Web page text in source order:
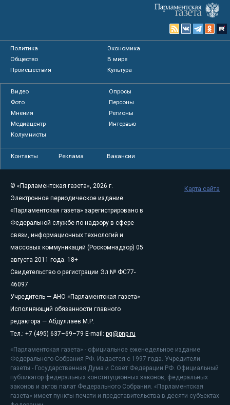
Политика
Экономика
Общество
В мире
Происшествия
Культура
Видео
Опросы
Фото
Персоны
Мнения
Регионы
Медиацентр
Интервью
Колумнисты
Контакты Реклама Вакансии
© «Парламентская газета», 2026 г.
Электронное периодическое издание
«Парламентская газета» зарегистрировано в
Федеральной службе по надзору в сфере
связи, информационных технологий и
массовых коммуникаций (Роскомнадзор) 05
августа 2011 года. 18+
Свидетельство о регистрации Эл № ФС77-
46097
Учредитель — АНО «Парламентская газета»
Исполняющий обязанности главного
редактора — Абдуллаев М.Р.
Тел.: +7 (495) 637–69–79 E-mail: pg@pnp.ru
«Парламентская газета» - официальное еженедельное издание
Федерального Собрания РФ. Издается с 1997 года. Учредители
газеты - Государственная Дума и Совет Федерации РФ. Официальный
публикатор федеральных конституционных законов, федеральных
законов и актов палат Федерального Собрания. «Парламентская
газета» имеет пункты печати и представительства в десяти субъектах
Карта сайта